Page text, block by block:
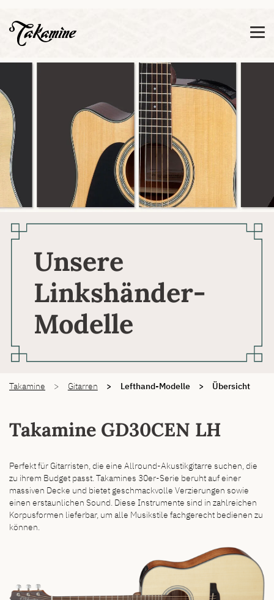
Diese Meldung nicht mehr anzeigen
Unsere
Linkshänder-
Modelle
Takamine Gitarren Lefthand-Modelle Übersicht
Takamine GD30CEN LH
Perfekt für Gitarristen, die eine Allround-Akustikgitarre suchen, die
zu ihrem Budget passt. Takamines 30er-Serie beruht auf einer
massiven Decke und bietet geschmackvolle Verzierungen sowie
einen erstaunlichen Sound. Diese Instrumente sind in zahlreichen
Korpusformen lieferbar, um alle Musikstile fachgerecht bedienen zu
können.